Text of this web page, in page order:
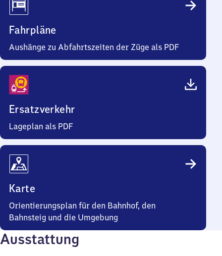
Fahrpläne
Aushänge zu Abfahrtszeiten der Züge als PDF
Ersatzverkehr
Lageplan als PDF
Karte
Orientierungsplan für den Bahnhof, den
Bahnsteig und die Umgebung
Ausstattung